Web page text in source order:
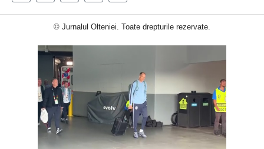
© Jurnalul Olteniei. Toate drepturile rezervate.